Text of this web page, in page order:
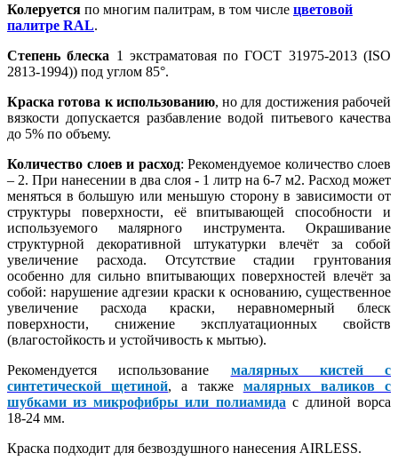
Колеруется по многим палитрам, в том числе цветовой
палитре RAL.
Степень блеска 1 экстраматовая по ГОСТ 31975-2013 (ISO
2813-1994)) под углом 85°.
Краска готова к использованию, но для достижения рабочей
вязкости допускается разбавление водой питьевого качества
до 5% по объему.
Количество слоев и расход: Рекомендуемое количество слоев
– 2. При нанесении в два слоя - 1 литр на 6-7 м2. Расход может
меняться в большую или меньшую сторону в зависимости от
структуры поверхности, её впитывающей способности и
используемого малярного инструмента. Окрашивание
структурной декоративной штукатурки влечёт за собой
увеличение расхода. Отсутствие стадии грунтования
особенно для сильно впитывающих поверхностей влечёт за
собой: нарушение адгезии краски к основанию, существенное
увеличение расхода краски, неравномерный блеск
поверхности, снижение эксплуатационных свойств
(влагостойкость и устойчивость к мытью).
Рекомендуется использование малярных кистей с
синтетической щетиной, а также малярных валиков с
шубками из микрофибры или полиамида с длиной ворса
18-24 мм.
Краска подходит для безвоздушного нанесения AIRLESS.